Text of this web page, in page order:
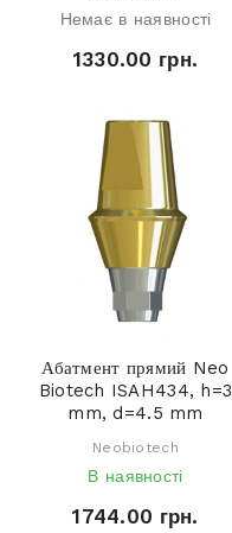
Немає в наявності
1330.00 грн.
Абатмент прямий Neo
Biotech ISAH434, h=3
mm, d=4.5 mm
Neobiotech
В наявності
1744.00 грн.